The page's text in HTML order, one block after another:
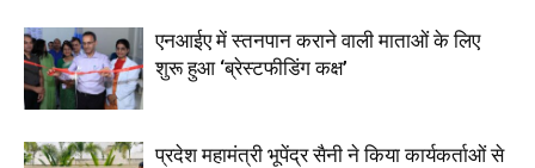
एनआईए में स्तनपान कराने वाली माताओं के लिए
शुरू हुआ ‘ब्रेस्टफीडिंग कक्ष’
प्रदेश महामंत्री भूपेंद्र सैनी ने किया कार्यकर्ताओं से